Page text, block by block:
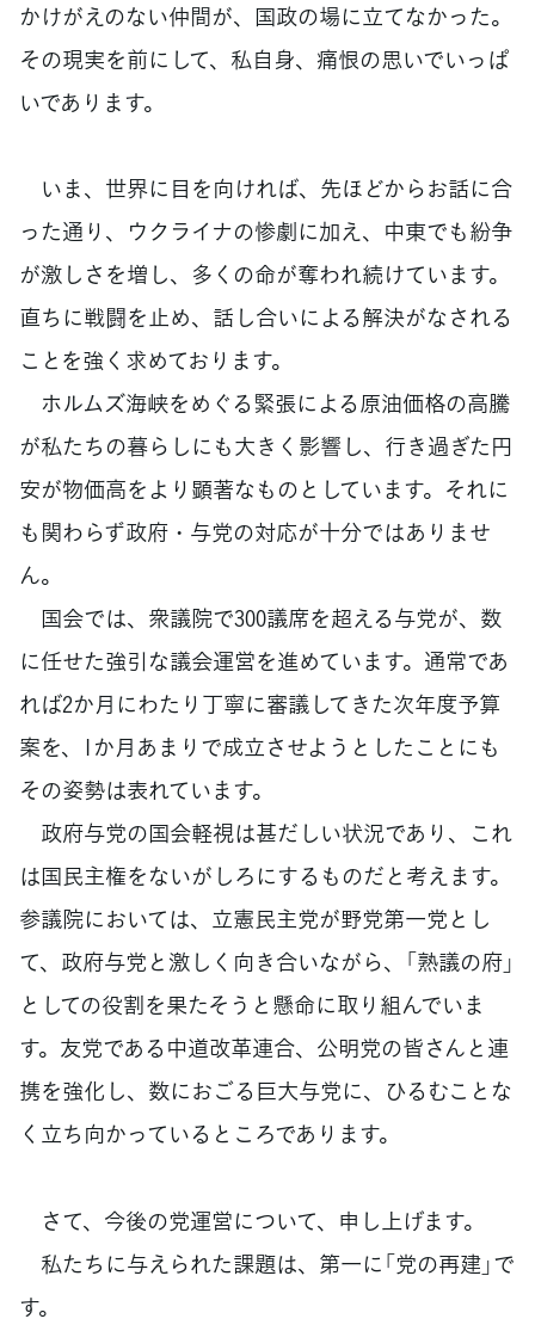
かけがえのない仲間が、国政の場に立てなかった。
その現実を前にして、私自身、痛恨の思いでいっぱ
いであります。
いま、世界に目を向ければ、先ほどからお話に合
った通り、ウクライナの惨劇に加え、中東でも紛争
が激しさを増し、多くの命が奪われ続けています。
直ちに戦闘を止め、話し合いによる解決がなされる
ことを強く求めております。
ホルムズ海峡をめぐる緊張による原油価格の高騰
が私たちの暮らしにも大きく影響し、行き過ぎた円
安が物価高をより顕著なものとしています。それに
も関わらず政府・与党の対応が十分ではありませ
ん。
国会では、衆議院で300議席を超える与党が、数
に任せた強引な議会運営を進めています。通常であ
れば2か月にわたり丁寧に審議してきた次年度予算
案を、1か月あまりで成立させようとしたことにも
その姿勢は表れています。
政府与党の国会軽視は甚だしい状況であり、これ
は国民主権をないがしろにするものだと考えます。
参議院においては、立憲民主党が野党第一党とし
て、政府与党と激しく向き合いながら、「熟議の府」
としての役割を果たそうと懸命に取り組んでいま
す。友党である中道改革連合、公明党の皆さんと連
携を強化し、数におごる巨大与党に、ひるむことな
く立ち向かっているところであります。
さて、今後の党運営について、申し上げます。
私たちに与えられた課題は、第一に「党の再建」で
す。